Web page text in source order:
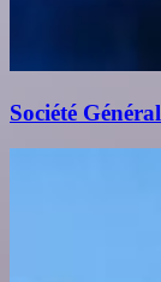
Société